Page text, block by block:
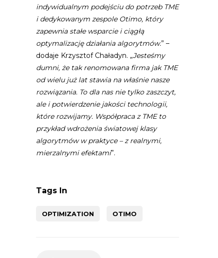
indywidualnym podejściu do potrzeb TME
i dedykowanym zespole Otimo, który
zapewnia stałe wsparcie i ciągłą
optymalizację działania algorytmów.” –
dodaje Krzysztof Chaładyn. „Jesteśmy
dumni, że tak renomowana firma jak TME
od wielu już lat stawia na właśnie nasze
rozwiązania. To dla nas nie tylko zaszczyt,
ale i potwierdzenie jakości technologii,
które rozwijamy. Współpraca z TME to
przykład wdrożenia światowej klasy
algorytmów w praktyce – z realnymi,
mierzalnymi efektami”.
Tags In
OPTIMIZATION OTIMO